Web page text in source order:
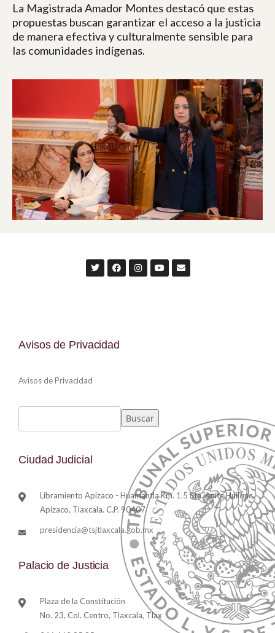
La Magistrada Amador Montes destacó que estas
propuestas buscan garantizar el acceso a la justicia
de manera efectiva y culturalmente sensible para
las comunidades indígenas.
Avisos de Privacidad
Avisos de Privacidad
Buscar
Ciudad Judicial
Libramiento Apizaco - Huamantla Km. 1.5 Sta. Anita Huiloac,
Apizaco, Tlaxcala. C.P. 90407
presidencia@tsjtlaxcala.gob.mx
Palacio de Justicia
Plaza de la Constitución
No. 23, Col. Centro, Tlaxcala, Tlax